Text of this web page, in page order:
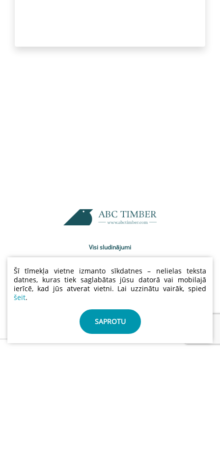
Visi sludinājumi
Kontakti
Sludinājumu cenas
Sīkdatņu un privātuma politika
Šī tīmekļa vietne izmanto sīkdatnes – nelielas teksta
datnes, kuras tiek saglabātas jūsu datorā vai mobilajā
ierīcē, kad jūs atverat vietni. Lai uzzinātu vairāk, spied
šeit.
SAPROTU